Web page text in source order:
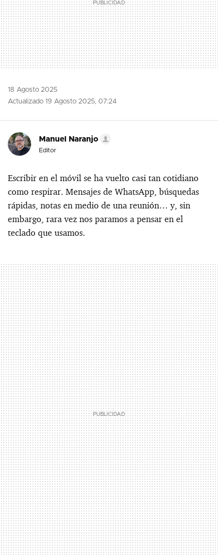
18 Agosto 2025
Actualizado 19 Agosto 2025, 07:24
Manuel Naranjo
Editor
Escribir en el móvil se ha vuelto casi tan cotidiano
como respirar. Mensajes de WhatsApp, búsquedas
rápidas, notas en medio de una reunión… y, sin
embargo, rara vez nos paramos a pensar en el
teclado que usamos.